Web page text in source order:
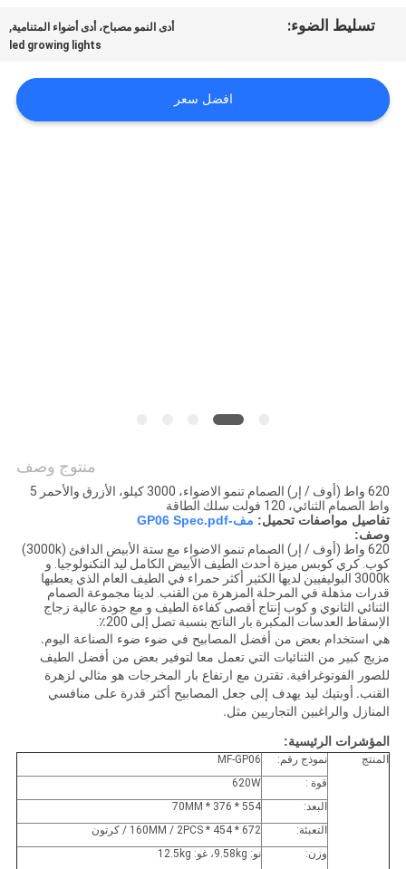
اطلب
خريطة
تسليط الضوء: أدى النمو مصباح، أدى أضواء المتنامية,
led growing lights
افضل سعر
منتوج وصف
620 واط (أوف / إر) الصمام تنمو الاضواء، 3000 كيلو، الأزرق والأحمر 5
واط الصمام الثنائي، 120 فولت سلك الطاقة
تفاصيل مواصفات تحميل: مف-GP06 Spec.pdf
وصف:
620 واط (أوف / إر) الصمام تنمو الاضواء مع ستة الأبيض الدافئ (3000k)
كوب. كري كوبس ميزة أحدث الطيف الأبيض الكامل ليد التكنولوجيا. و
3000k البوليفيين لديها الكثير أكثر حمراء في الطيف العام الذي يعطيها
قدرات مذهلة في المرحلة المزهرة من القنب. لدينا مجموعة الصمام
الثنائي الثانوي و كوب إنتاج أقصى كفاءة الطيف و مع جودة عالية زجاج
الإسقاط العدسات المكبرة بار الناتج بنسبة تصل إلى 200٪.
هي استخدام بعض من أفضل المصابيح في ضوء ضوء الصناعة اليوم.
مزيج كبير من الثنائيات التي تعمل معا لتوفير بعض من أفضل الطيف
للصور الفوتوغرافية. تقترن مع ارتفاع بار المخرجات هو مثالي لزهرة
القنب. أوبتيك ليد يهدف إلى جعل المصابيح أكثر قدرة على منافسي
المنازل والراغبين التجاريين مثل.
المؤشرات الرئيسية:
المنتج نموذج رقم:
MF-GP06
قوة :
620W
البعد:
554 * 376 * 70MM
التعبئة:
672 * 454 * 160MM / 2PCS / كرتون
وزن:
نو: 9.58kg، غو: 12.5kg